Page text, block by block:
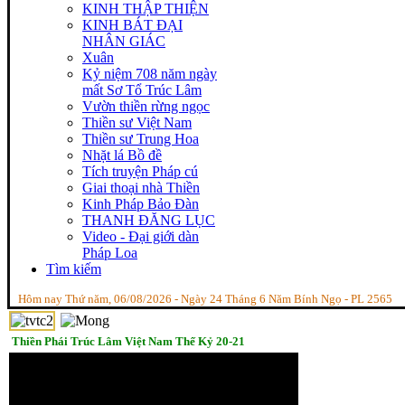
KINH THẬP THIỆN
KINH BÁT ĐẠI
NHÂN GIÁC
Xuân
Kỷ niệm 708 năm ngày
mất Sơ Tổ Trúc Lâm
Vườn thiền rừng ngọc
Thiền sư Việt Nam
Thiền sư Trung Hoa
Nhặt lá Bồ đề
Tích truyện Pháp cú
Giai thoại nhà Thiền
Kinh Pháp Bảo Đàn
THANH ĐĂNG LỤC
Video - Đại giới dàn
Pháp Loa
Tìm kiếm
Hôm nay Thứ năm, 06/08/2026 - Ngày 24 Tháng 6 Năm Bính Ngọ - PL 2565
Thiền Phái Trúc Lâm Việt Nam Thế Kỷ 20-21